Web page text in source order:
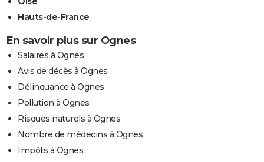
Hauts-de-France
En savoir plus sur Ognes
Salaires à Ognes
Avis de décès à Ognes
Délinquance à Ognes
Pollution à Ognes
Risques naturels à Ognes
Nombre de médecins à Ognes
Impôts à Ognes